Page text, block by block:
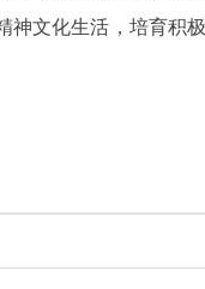
文化生活，培育积